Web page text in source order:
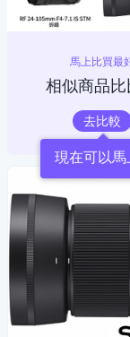
馬上比買最
相似商品
去比較